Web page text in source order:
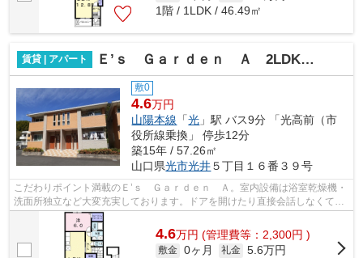
1階 / 1LDK / 46.49㎡
賃貸 | アパート Ｅ’ｓ Ｇａｒｄｅｎ Ａ 2LDKHW
敷0
4.6万円
山陽本線 「光 」駅 バス9分 「光高前（市
役所線乗換」 停歩12分
築15年 / 57.26㎡
山口県光市光井５丁目１６番３９号
こだわりポイント満載のＥ’ｓ Ｇａｒｄｅｎ Ａ。室内設備は浴室乾燥機・
洗面所独立など大変充実しております。ドアを開けたり直接会話しなくても
モニター越しに来訪者を確認できるモ...
4.6万円 (管理費等：2,300円 )
敷金 0ヶ月 礼金 5.6万円